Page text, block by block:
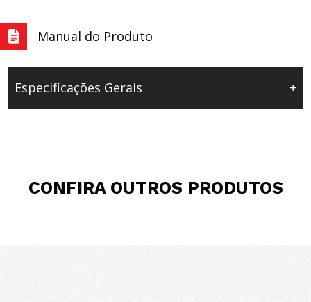
Manual do Produto
Especificações Gerais +
CONFIRA OUTROS PRODUTOS